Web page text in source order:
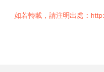
如若轉載，請注明出處：